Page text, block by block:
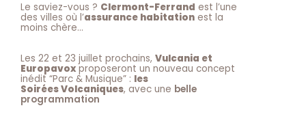
Le saviez-vous ? Clermont-Ferrand est l’une
des villes où l’assurance habitation est la
moins chère…
Les 22 et 23 juillet prochains, Vulcania et
Europavoxproposeront un nouveau concept
inédit “Parc & Musique” : les
Soirées Volcaniques, avec une belle
programmation